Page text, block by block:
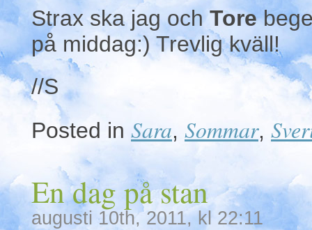
Strax ska jag och Tore
på middag:) Trevlig kväll!
//S
Posted in Sara, Sommar,
En dag på stan
augusti 10th, 2011, kl 22:11